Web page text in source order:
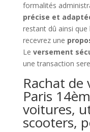
formalités
précise et
restant dû ainsi que
recevrez une
Le versement
une transaction
Rachat de
Paris
voitures,
scooters,